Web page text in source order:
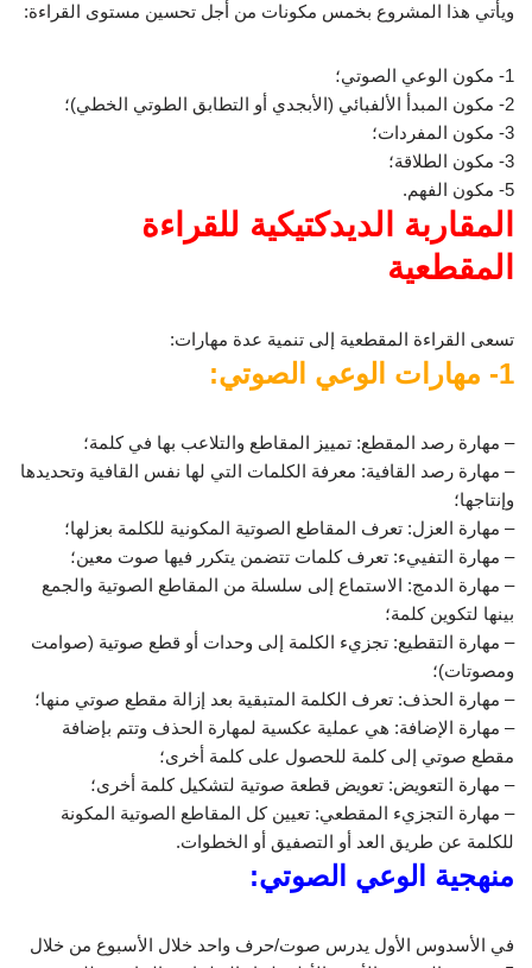
ويأتي هذا المشروع بخمس مكونات من أجل تحسين مستوى القراءة:
1- مكون الوعي الصوتي؛
2- مكون المبدأ الألفبائي (الأبجدي أو التطابق الطوتي الخطي)؛
3- مكون المفردات؛
3- مكون الطلاقة؛
5- مكون الفهم.
المقاربة الديدكتيكية للقراءة
المقطعية
تسعى القراءة المقطعية إلى تنمية عدة مهارات:
1- مهارات الوعي الصوتي:
– مهارة رصد المقطع: تمييز المقاطع والتلاعب بها في كلمة؛
– مهارة رصد القافية: معرفة الكلمات التي لها نفس القافية وتحديدها
وإنتاجها؛
– مهارة العزل: تعرف المقاطع الصوتية المكونية للكلمة بعزلها؛
– مهارة التفييء: تعرف كلمات تتضمن يتكرر فيها صوت معين؛
– مهارة الدمج: الاستماع إلى سلسلة من المقاطع الصوتية والجمع
بينها لتكوين كلمة؛
– مهارة التقطيع: تجزيء الكلمة إلى وحدات أو قطع صوتية (صوامت
ومصوتات)؛
– مهارة الحذف: تعرف الكلمة المتبقية بعد إزالة مقطع صوتي منها؛
– مهارة الإضافة: هي عملية عكسية لمهارة الحذف وتتم بإضافة
مقطع صوتي إلى كلمة للحصول على كلمة أخرى؛
– مهارة التعويض: تعويض قطعة صوتية لتشكيل كلمة أخرى؛
– مهارة التجزيء المقطعي: تعيين كل المقاطع الصوتية المكونة
للكلمة عن طريق العد أو التصفيق أو الخطوات.
منهجية الوعي الصوتي:
في الأسدوس الأول يدرس صوت/حرف واحد خلال الأسبوع من خلال